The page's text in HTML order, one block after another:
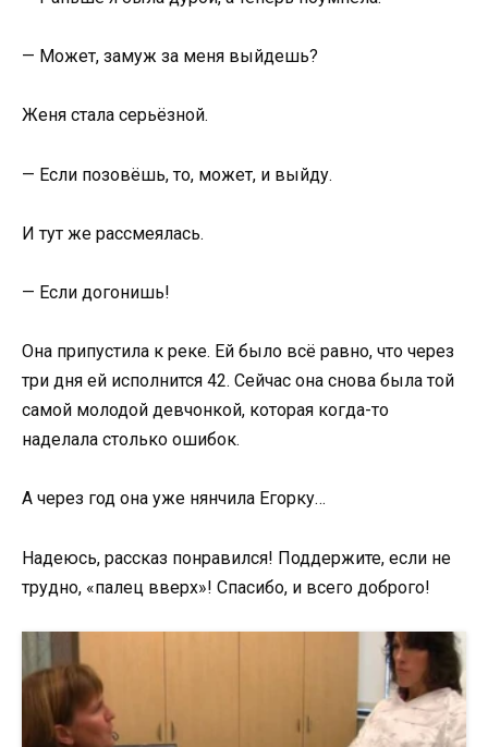
— Может, замуж за меня выйдешь?
Женя стала серьёзной.
— Если позовёшь, то, может, и выйду.
И тут же рассмеялась.
— Если догонишь!
Она припустила к реке. Ей было всё равно, что через
три дня ей исполнится 42. Сейчас она снова была той
самой молодой девчонкой, которая когда-то
наделала столько ошибок.
А через год она уже нянчила Егорку…
Надеюсь, рассказ понравился! Поддержите, если не
трудно, «палец вверх»! Спасибо, и всего доброго!